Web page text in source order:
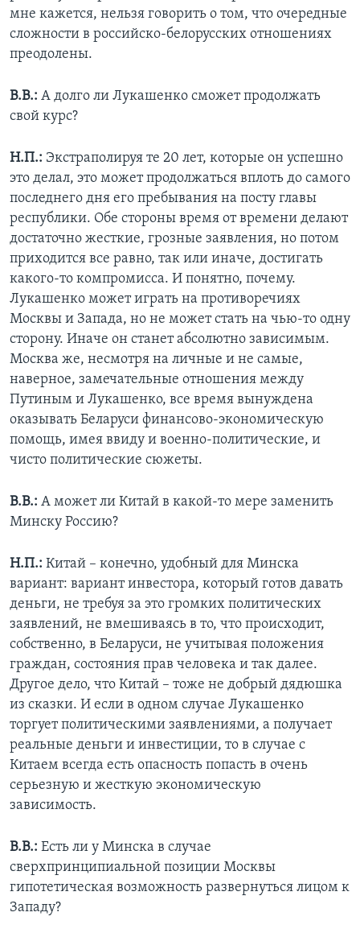
мне кажется, нельзя говорить о том, что очередные
сложности в российско-белорусских отношениях
преодолены.
В.В.: А долго ли Лукашенко сможет продолжать
свой курс?
Н.П.: Экстраполируя те 20 лет, которые он успешно
это делал, это может продолжаться вплоть до самого
последнего дня его пребывания на посту главы
республики. Обе стороны время от времени делают
достаточно жесткие, грозные заявления, но потом
приходится все равно, так или иначе, достигать
какого-то компромисса. И понятно, почему.
Лукашенко может играть на противоречиях
Москвы и Запада, но не может стать на чью-то одну
сторону. Иначе он станет абсолютно зависимым.
Москва же, несмотря на личные и не самые,
наверное, замечательные отношения между
Путиным и Лукашенко, все время вынуждена
оказывать Беларуси финансово-экономическую
помощь, имея ввиду и военно-политические, и
чисто политические сюжеты.
В.В.: А может ли Китай в какой-то мере заменить
Минску Россию?
Н.П.: Китай – конечно, удобный для Минска
вариант: вариант инвестора, который готов давать
деньги, не требуя за это громких политических
заявлений, не вмешиваясь в то, что происходит,
собственно, в Беларуси, не учитывая положения
граждан, состояния прав человека и так далее.
Другое дело, что Китай – тоже не добрый дядюшка
из сказки. И если в одном случае Лукашенко
торгует политическими заявлениями, а получает
реальные деньги и инвестиции, то в случае с
Китаем всегда есть опасность попасть в очень
серьезную и жесткую экономическую
зависимость.
В.В.: Есть ли у Минска в случае
сверхпринципиальной позиции Москвы
гипотетическая возможность развернуться лицом к
Западу?